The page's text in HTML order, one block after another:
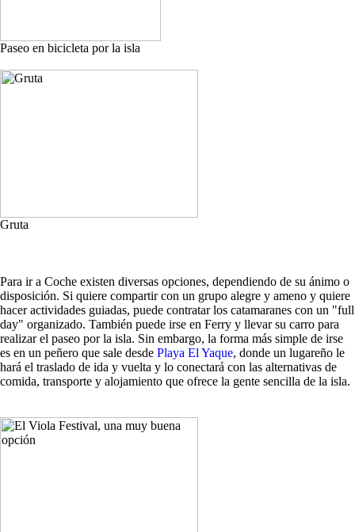
Paseo en bicicleta por la isla
Gruta
Para ir a Coche existen diversas opciones, dependiendo de su ánimo o
disposición. Si quiere compartir con un grupo alegre y ameno y quiere
hacer actividades guiadas, puede contratar los catamaranes con un "full
day" organizado. También puede irse en Ferry y llevar su carro para
realizar el paseo por la isla. Sin embargo, la forma más simple de irse
es en un peñero que sale desde Playa El Yaque, donde un lugareño le
hará el traslado de ida y vuelta y lo conectará con las alternativas de
comida, transporte y alojamiento que ofrece la gente sencilla de la isla.